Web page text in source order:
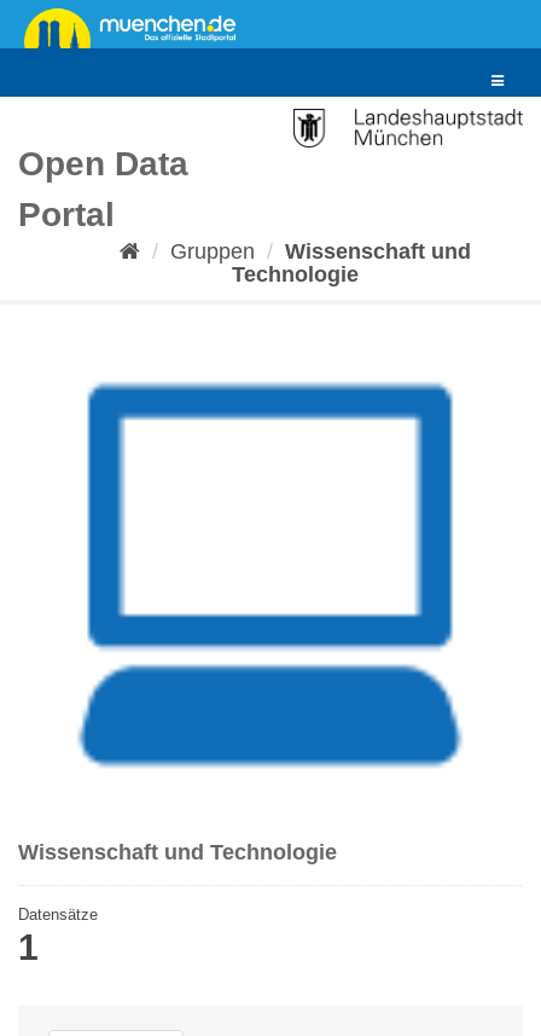
Überspringen
zum
Toggle
Open Data
Portal
Gruppen
Wissenschaft und
Technologie
Wissenschaft und Technologie
Datensätze
1